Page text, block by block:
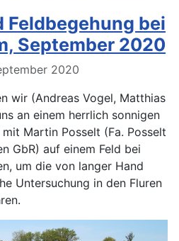
Feldbegehung bei
September 2020
2020
wir (Andreas Vogel, Matthias
an einem herrlich sonnigen
Martin Posselt (Fa. Posselt
GbR) auf einem Feld bei
um die von langer Hand
Untersuchung in den Fluren